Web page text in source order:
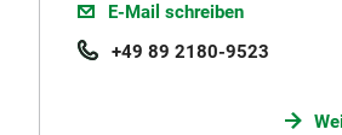
E-Mail schreiben
+49 89 2180-9523